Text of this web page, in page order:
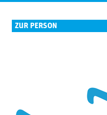
ZUR PERSON